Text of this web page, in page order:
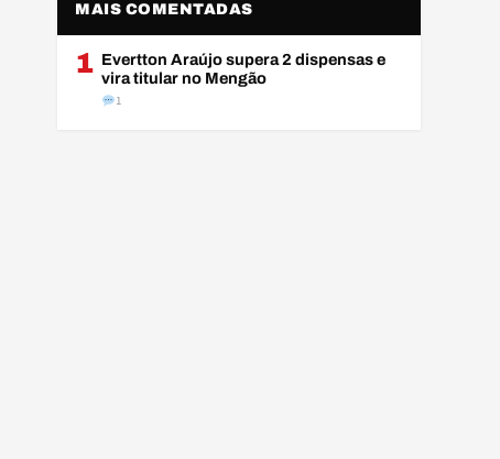
MAIS COMENTADAS
1 Evertton Araújo supera 2 dispensas e
vira titular no Mengão
1